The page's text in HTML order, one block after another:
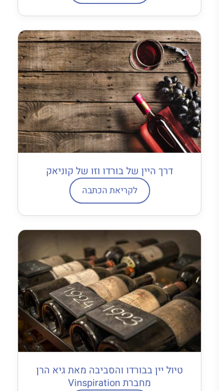
דרך היין של בורדו וזו של קוניאק
לקריאת הכתבה
טיול יין בבורדו והסביבה מאת גיא הרן
מחברת Vinspiration